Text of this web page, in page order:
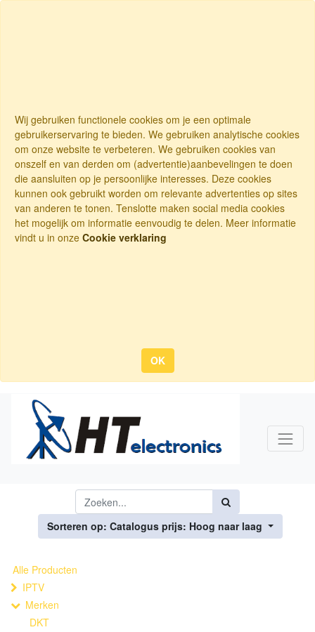
Wij gebruiken functionele cookies om je een optimale
gebruikerservaring te bieden. We gebruiken analytische cookies
om onze website te verbeteren. We gebruiken cookies van
onszelf en van derden om (advertentie)aanbevelingen te doen
die aansluiten op je persoonlijke interesses. Deze cookies
kunnen ook gebruikt worden om relevante advertenties op sites
van anderen te tonen. Tenslotte maken social media cookies
het mogelijk om informatie eenvoudig te delen. Meer informatie
vindt u in onze Cookie verklaring
OK
Sorteren op: Catalogus prijs: Hoog naar laag
Alle Producten
IPTV
Merken
DKT